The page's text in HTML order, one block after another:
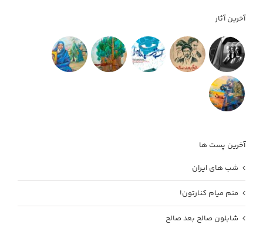
آخرین آثار
آخرین پست ها
شب های ایران
منم میام کنارتون!
شابلون صالح بعد صالح